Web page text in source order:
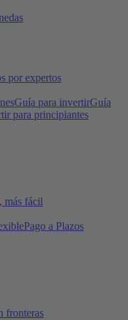
por expertos
Guía para invertirGuía
para principiantes
más fácil
Pago a Plazos
fronteras